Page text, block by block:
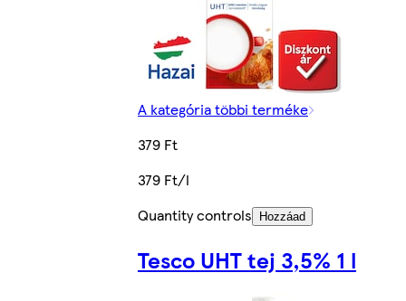
A kategória többi terméke
379 Ft
379 Ft/l
Quantity controls
Hozzáad
Tesco UHT tej 3,5% 1 l